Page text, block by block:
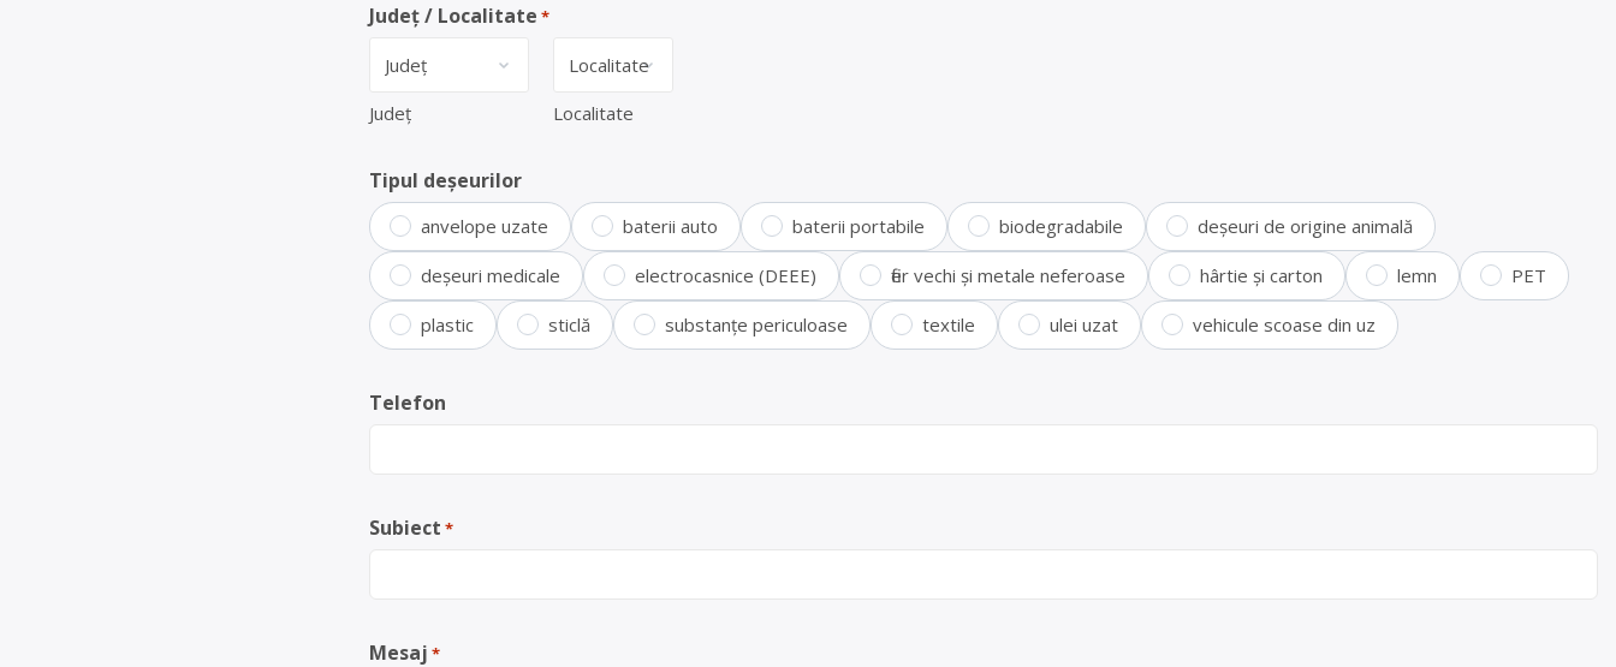
Județ / Localitate *
Județ Localitate
Tipul deșeurilor
anvelope uzate baterii auto baterii portabile biodegradabile deșeuri de origine animală
deșeuri medicale electrocasnice (DEEE) fier vechi și metale neferoase hârtie și carton lemn PET
plastic sticlă substanțe periculoase textile ulei uzat vehicule scoase din uz
Telefon
Subiect *
Mesaj *